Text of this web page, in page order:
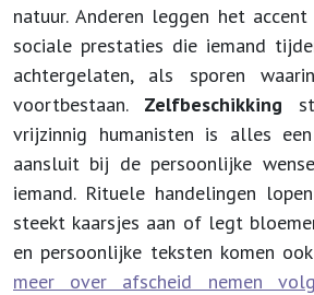
natuur. Anderen leggen het
sociale prestaties die iemand
achtergelaten, als sporen
voortbestaan. Zelfbeschikking
vrijzinnig humanisten is alles
aansluit bij de persoonlijke
iemand. Rituele handelingen
steekt kaarsjes aan of legt
en persoonlijke teksten komen
meer over afscheid nemen